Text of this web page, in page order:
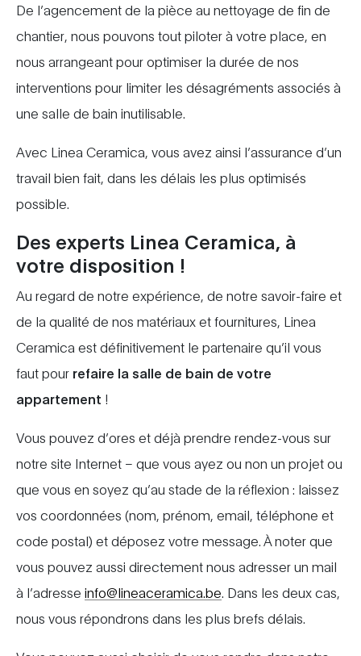
De l’agencement de la pièce au nettoyage de fin de
chantier, nous pouvons tout piloter à votre place, en
nous arrangeant pour optimiser la durée de nos
interventions pour limiter les désagréments associés à
une salle de bain inutilisable.
Avec Linea Ceramica, vous avez ainsi l’assurance d’un
travail bien fait, dans les délais les plus optimisés
possible.
Des experts Linea Ceramica, à
votre disposition !
Au regard de notre expérience, de notre savoir-faire et
de la qualité de nos matériaux et fournitures, Linea
Ceramica est définitivement le partenaire qu’il vous
faut pour refaire la salle de bain de votre
appartement !
Vous pouvez d’ores et déjà prendre rendez-vous sur
notre site Internet – que vous ayez ou non un projet ou
que vous en soyez qu’au stade de la réflexion : laissez
vos coordonnées (nom, prénom, email, téléphone et
code postal) et déposez votre message. À noter que
vous pouvez aussi directement nous adresser un mail
à l’adresse info@lineaceramica.be . Dans les deux cas,
nous vous répondrons dans les plus brefs délais.